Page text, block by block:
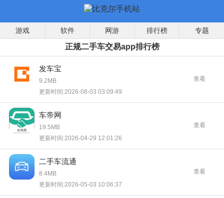
游戏 软件 网游 排行榜 专题
正规二手车交易app排行榜
发车宝
9.2MB
更新时间:2026-08-03 03:09:49
查看
车帝网
19.5MB
更新时间:2026-04-29 12:01:26
查看
二手车流通
8.4MB
更新时间:2026-05-03 10:06:37
查看